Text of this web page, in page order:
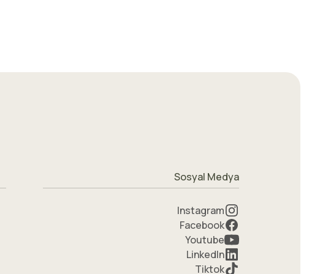
Sosyal Medya
Instagram
Facebook
Youtube
LinkedIn
Tiktok